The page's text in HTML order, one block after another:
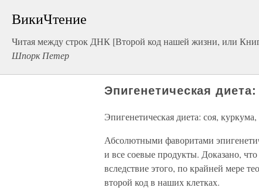
ВикиЧтение
Читая между строк ДНК [Второй код нашей жизни, или
Шпорк Петер
Эпигенетическая
Эпигенетическая диета: соя,
Абсолютными фаворитами
и все соевые продукты. Доказано,
вследствие этого, по крайней мере
второй код в наших клетках.